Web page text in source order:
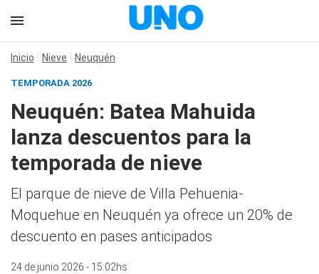
Inicio Nieve Neuquén
TEMPORADA 2026
Neuquén: Batea Mahuida
lanza descuentos para la
temporada de nieve
El parque de nieve de Villa Pehuenia-
Moquehue en Neuquén ya ofrece un 20% de
descuento en pases anticipados
24 de junio 2026 - 15:02hs